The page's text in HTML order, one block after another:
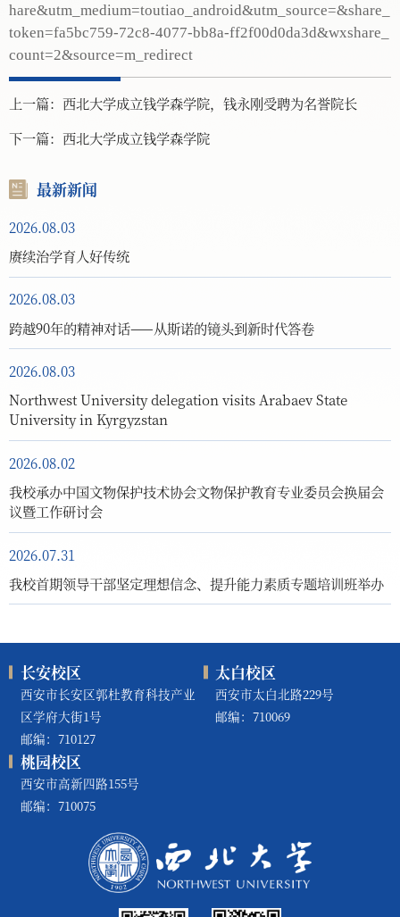
hare&utm_medium=toutiao_android&utm_source=&share_
token=fa5bc759-72c8-4077-bb8a-ff2f00d0da3d&wxshare_
count=2&source=m_redirect
上一篇： 西北大学成立钱学森学院，钱永刚受聘为名誉院长
下一篇： 西北大学成立钱学森学院
最新新闻
2026.08.03
赓续治学育人好传统
2026.08.03
跨越90年的精神对话——从斯诺的镜头到新时代答卷
2026.08.03
Northwest University delegation visits Arabaev State
University in Kyrgyzstan
2026.08.02
我校承办中国文物保护技术协会文物保护教育专业委员会换届会
议暨工作研讨会
2026.07.31
我校首期领导干部坚定理想信念、提升能力素质专题培训班举办
长安校区
西安市长安区郭杜教育科技产业
区学府大街1号
邮编：710127
太白校区
西安市太白北路229号
邮编：710069
桃园校区
西安市高新四路155号
邮编：710075